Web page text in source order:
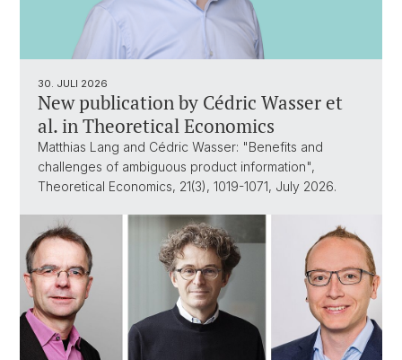
30. JULI 2026
New publication by Cédric Wasser et
al. in Theoretical Economics
Matthias Lang and Cédric Wasser: "Benefits and
challenges of ambiguous product information",
Theoretical Economics, 21(3), 1019-1071, July 2026.